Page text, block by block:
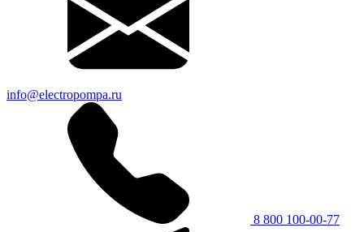
info@electropompa.ru
8 800 100-00-77